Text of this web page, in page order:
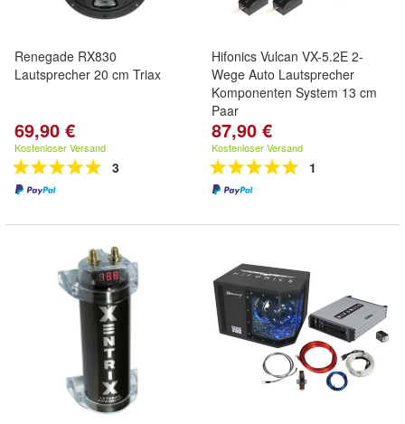
Renegade RX830
Lautsprecher 20 cm Triax
69,90 €
Kostenloser Versand
3
Hifonics Vulcan VX-5.2E 2-
Wege Auto Lautsprecher
Komponenten System 13 cm
Paar
87,90 €
Kostenloser Versand
1